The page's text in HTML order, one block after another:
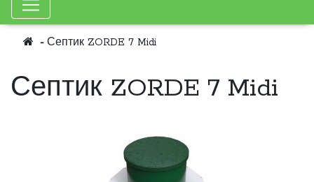
Септик ZORDE 7 Midi
Септик ZORDE 7 Midi